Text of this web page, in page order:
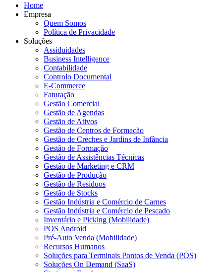
Home
Empresa
Quem Somos
Política de Privacidade
Soluções
Assiduidades
Business Intelligence
Contabilidade
Controlo Documental
E-Commerce
Faturação
Gestão Comercial
Gestão de Agendas
Gestão de Ativos
Gestão de Centros de Formação
Gestão de Creches e Jardins de Infância
Gestão de Formação
Gestão de Assistências Técnicas
Gestão de Marketing e CRM
Gestão de Produção
Gestão de Resíduos
Gestão de Stocks
Gestão Indústria e Comércio de Carnes
Gestão Indústria e Comércio de Pescado
Inventário e Picking (Mobilidade)
POS Android
Pré-Auto Venda (Mobilidade)
Recursos Humanos
Soluções para Terminais Pontos de Venda (POS)
Soluções On Demand (SaaS)